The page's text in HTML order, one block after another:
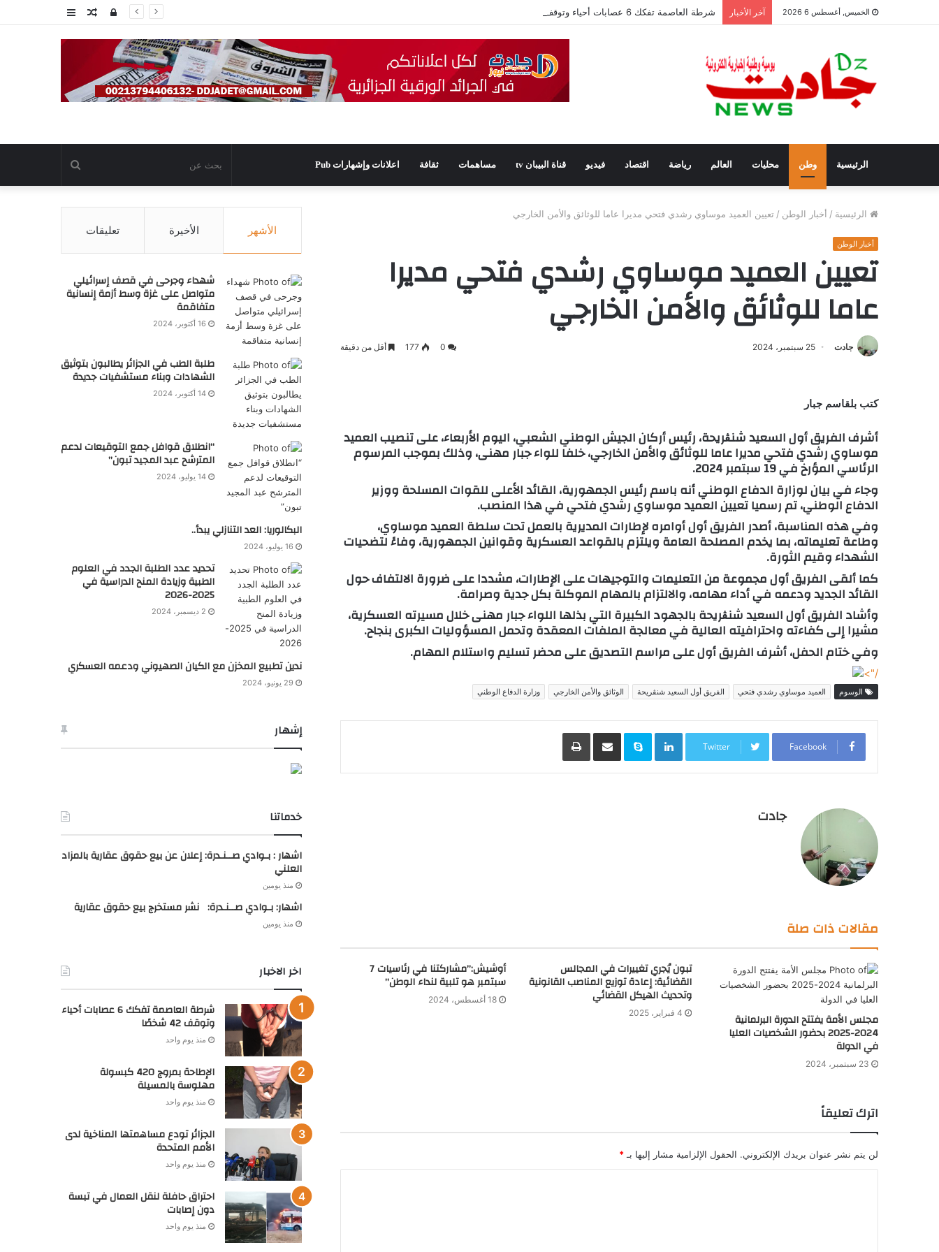
الخميس, أغسطس 6 2026 آخر الأخبار شرطة العاصمة تفكك 6 عصابات أحياء وتوقف 42 شخصًا عمودمقالتسجيل
الرئيسية وطن محليات العالم رياضة اقتصاد فيديو قناة البيبان tv مساهمات ثقافة اعلانات وإشهارات Pub بحث
عن
الرئيسية / أخبار الوطن / تعيين العميد موساوي رشدي فتحي مديرا عاما للوثائق والأمن الخارجي
أخبار الوطن
تعيين العميد موساوي رشدي فتحي مديرا
عاما للوثائق والأمن الخارجي
جادت 25 سبتمبر، 2024 0
177 أقل من دقيقة
كتب بلقاسم جبار
أشرف الفريق أول السعيد شنڨريحة، رئيس أركان الجيش الوطني الشعبي، اليوم الأربعاء، على تنصيب العميد
موساوي رشدي فتحي مديرا عاما للوثائق والأمن الخارجي، خلفا للواء جبار مهنى، وذلك بموجب المرسوم
الرئاسي المؤرخ في 19 سبتمبر 2024.
وجاء في بيان لوزارة الدفاع الوطني أنه باسم رئيس الجمهورية، القائد الأعلى للقوات المسلحة ووزير
الدفاع الوطني، تم رسميا تعيين العميد موساوي رشدي فتحي في هذا المنصب.
وفي هذه المناسبة، أصدر الفريق أول أوامره لإطارات المديرية بالعمل تحت سلطة العميد موساوي،
وطاعة تعليماته، بما يخدم المصلحة العامة ويلتزم بالقواعد العسكرية وقوانين الجمهورية، وفاءً لتضحيات
الشهداء وقيم الثورة.
كما ألقى الفريق أول مجموعة من التعليمات والتوجيهات على الإطارات، مشددا على ضرورة الالتفاف حول
القائد الجديد ودعمه في أداء مهامه، والالتزام بالمهام الموكلة بكل جدية وصرامة.
وأشاد الفريق أول السعيد شنڨريحة بالجهود الكبيرة التي بذلها اللواء جبار مهنى خلال مسيرته العسكرية،
مشيرا إلى كفاءته واحترافيته العالية في معالجة الملفات المعقدة وتحمل المسؤوليات الكبرى بنجاح.
وفي ختام الحفل، أشرف الفريق أول على مراسم التصديق على محضر تسليم واستلام المهام.
/">
الوسوم العميد موساوي رشدي فتحي الفريق أول السعيد شنڨريحة الوثائق والأمن الخارجي وزارة الدفاع الوطني
Facebook
Twitter
LinkedIn
Skype مشاركة عبر البريد طباعة
جادت
مقالات ذات صلة
مجلس الأمة يفتتح الدورة البرلمانية
2024-2025 بحضور الشخصيات العليا
في الدولة
23 سبتمبر، 2024
تبون يُجري تغييرات في المجالس
القضائية: إعادة توزيع المناصب القانونية
وتحديث الهيكل القضائي
4 فبراير، 2025
أوشيش:”مشاركتنا في رئاسيات 7
سبتمبر هو تلبية لنداء الوطن”
18 أغسطس، 2024
اترك تعليقاً
لن يتم نشر عنوان بريدك الإلكتروني. الحقول الإلزامية مشار إليها بـ *
الأشهر الأخيرة تعليقات
شهداء وجرحى في قصف إسرائيلي
متواصل على غزة وسط أزمة إنسانية
متفاقمة
16 أكتوبر، 2024
طلبة الطب في الجزائر يطالبون بتوثيق
الشهادات وبناء مستشفيات جديدة
14 أكتوبر، 2024
“انطلاق قوافل جمع التوقيعات لدعم
المترشح عبد المجيد تبون”
14 يوليو، 2024
البكالوريا: العد التنازلي يبدأ..
16 يوليو، 2024
تحديد عدد الطلبة الجدد في العلوم
الطبية وزيادة المنح الدراسية في
2025-2026
2 ديسمبر، 2024
ندين تطبيع المخزن مع الكيان الصهيوني ودعمه العسكري
29 يونيو، 2024
إشهار
خدماتنا
اشهار : بـوادي صــنـدرة: إعلان عن بيع حقوق عقارية بالمزاد
العلني
منذ يومين
اشهار: بـوادي صــنـدرة: نشر مستخرج بيع حقوق عقارية
منذ يومين
اخر الاخبار
شرطة العاصمة تفكك 6 عصابات أحياء
وتوقف 42 شخصًا
منذ يوم واحد
الإطاحة بمروج 420 كبسولة
مهلوسة بالمسيلة
منذ يوم واحد
الجزائر تودع مساهمتها المناخية لدى
الأمم المتحدة
منذ يوم واحد
احتراق حافلة لنقل العمال في تبسة
دون إصابات
منذ يوم واحد